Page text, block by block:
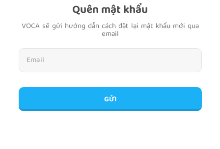
Quên mật khẩu
VOCA sẽ gửi hướng dẫn cách đặt lại mật khẩu mới qua
email
GỬI